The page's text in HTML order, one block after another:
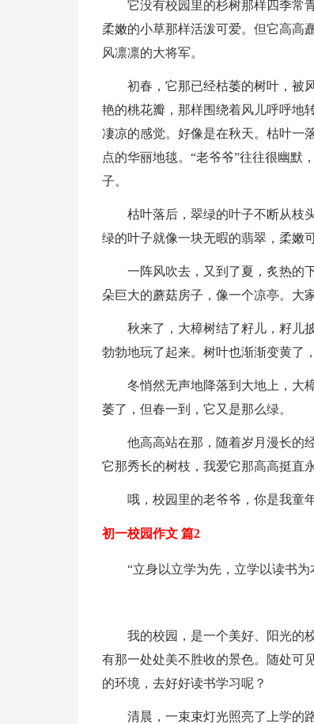
它没有校园里的杉树那样四季常
柔嫩的小草那样活泼可爱。但它高高
风凛凛的大将军。
初春，它那已经枯萎的树叶，被
艳的桃花瓣，那样围绕着风儿呼呼地
凄凉的感觉。好像是在秋天。枯叶一
点的华丽地毯。“老爷爷”往往很幽默
子。
枯叶落后，翠绿的叶子不断从
绿的叶子就像一块无暇的翡翠，柔嫩可
一阵风吹去，又到了夏，炙热的
朵巨大的蘑菇房子，像一个凉亭。大
秋来了，大樟树结了籽儿，籽儿
勃勃地玩了起来。树叶也渐渐变黄了
冬悄然无声地降落到大地上，大
萎了，但春一到，它又是那么绿。
他高高站在那，随着岁月漫长的
它那秀长的树枝，我爱它那高高挺直
哦，校园里的老爷爷，你是我童
初一校园作文 篇2
“立身以立学为先，立学以读书为
我的校园，是一个美好、阳光的
有那一处处美不胜收的景色。随处可
的环境，去好好读书学习呢？
清晨，一束束灯光照亮了上学的